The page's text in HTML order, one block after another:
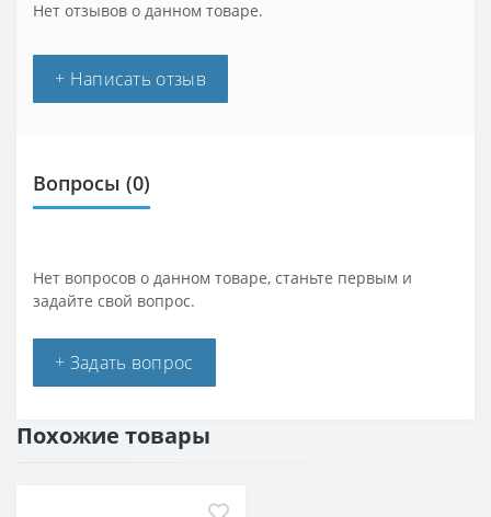
Нет отзывов о данном товаре.
+ Написать отзыв
Вопросы (0)
Нет вопросов о данном товаре, станьте первым и
задайте свой вопрос.
+ Задать вопрос
Похожие товары